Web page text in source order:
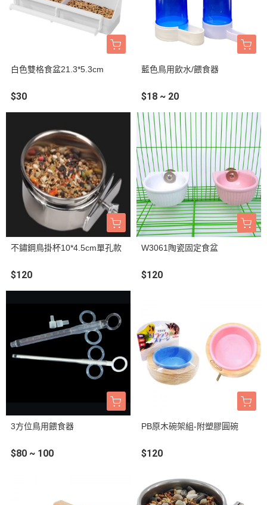
白色雙格食盆21.3*5.3cm
$30
藍色鳥用飲水/餵食器
$18 ~ 20
不鏽鋼鳥掛杯10*4.5cm單孔款
$120
W3061陶瓷固定食盆
$120
3方位鳥用餵食器
$80 ~ 100
PB原木碗架組-附塑膠圓碗
$120